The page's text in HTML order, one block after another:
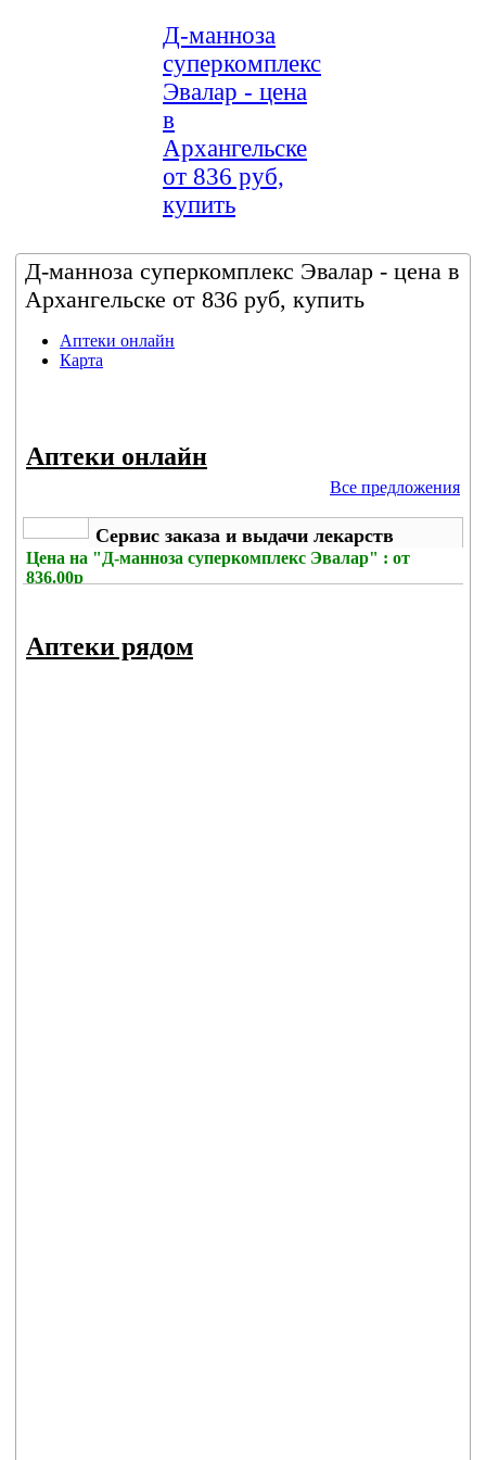
Д-манноза
суперкомплекс
Эвалар - цена
в
Архангельске
от 836 руб,
купить
Д-манноза суперкомплекс Эвалар - цена в
Архангельске от 836 руб, купить
Аптеки онлайн
Карта
Аптеки онлайн
Все предложения
Сервис заказа и выдачи лекарств
Цена на "Д-манноза суперкомплекс Эвалар" : от
836.00р
Аптеки рядом